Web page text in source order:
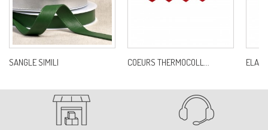
SANGLE SIMILI COEURS THERMOCOLL...